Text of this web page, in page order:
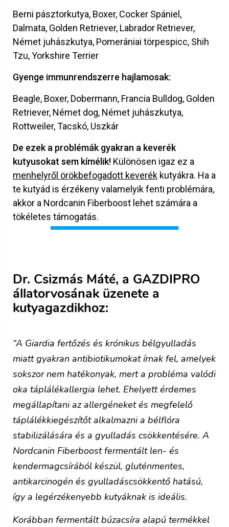
Berni pásztorkutya, Boxer, Cocker Spániel,
Dalmata, Golden Retriever, Labrador Retriever,
Német juhászkutya, Pomerániai törpespicc, Shih
Tzu,Yorkshire Terrier
Gyenge immunrendszerre hajlamosak:
Beagle, Boxer, Dobermann, Francia Bulldog, Golden
Retriever, Német dog, Német juhászkutya,
Rottweiler,Tacskó, Uszkár
De ezek a problémák gyakran a keverék
kutyusokat sem kímélik! Különösen igaz ez a
menhelyről örökbefogadott keverék kutyákra. Ha a
te kutyád is érzékeny valamelyik fenti problémára,
akkor a Nordcanin Fiberboost lehet számára a
tökéletes támogatás.
Dr. Csizmás Máté, a GAZDIPRO
állatorvosának üzenete a
kutyagazdikhoz:
“A Giardia fertőzés és krónikus bélgyulladás
miatt gyakran antibiotikumokat írnak fel, amelyek
sokszor nem hatékonyak, mert a probléma valódi
oka táplálékallergia lehet. Ehelyett érdemes
megállapítani az allergéneket és megfelelő
táplálékkiegészítőt alkalmazni a bélflóra
stabilizálására és a gyulladás csökkentésére. A
Nordcanin Fiberboost fermentált len- és
kendermagcsírából készül, gluténmentes,
antikarcinogén és gyulladáscsökkentő hatású,
így a legérzékenyebb kutyáknak is ideális.
Korábban fermentált búzacsíra alapú termékkel